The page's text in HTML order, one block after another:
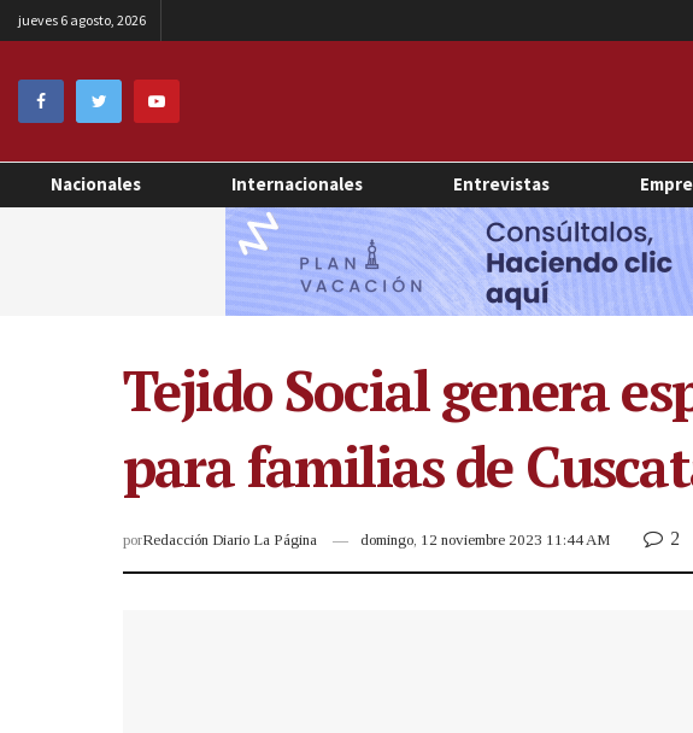
jueves 6 agosto, 2026
Nacionales Internacionales Entrevistas
Tejido Social genera
para familias de
porRedacción Diario La Página domingo, 12 noviembre 2023 11:44 AM 2